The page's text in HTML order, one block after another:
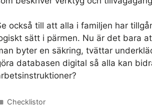
också till att alla i familjen har
sätt i pärmen. Nu är det bara
byter en säkring, tvättar
databasen digital så alla kan
Kategorier
Checklistor